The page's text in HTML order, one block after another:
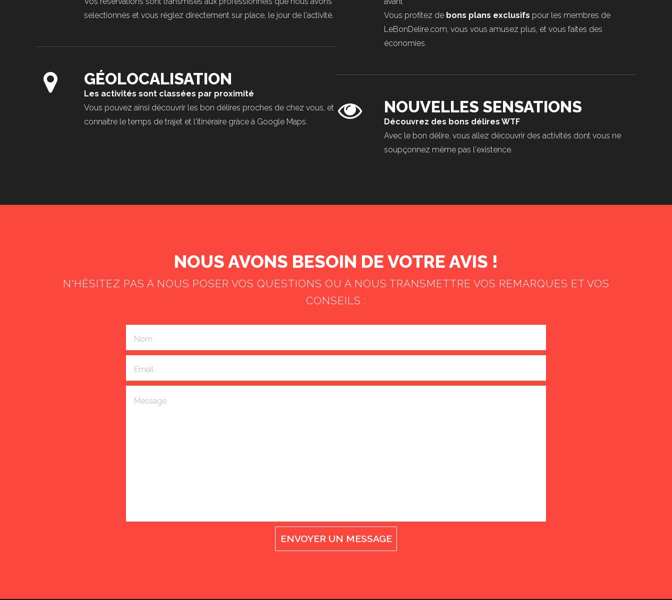
selectionnés et vous réglez directement sur place, le jour de l'activité.
GÉOLOCALISATION
Les activités sont classées par proximité
Vous pouvez ainsi découvrir les bon délires proches de chez vous, et
connaitre le temps de trajet et l'itinéraire gràce à Google Maps.
Vous profitez de bons plans exclusifs pour les membres de
LeBonDelire.com, vous vous amusez plus, et vous faites des
économies.
NOUVELLES SENSATIONS
Découvrez des bons délires WTF
Avec le bon délire, vous allez découvrir des activités dont vous ne
soupçonnez même pas l'existence.
NOUS AVONS BESOIN DE VOTRE AVIS !
N'HÉSITEZ PAS À NOUS POSER VOS QUESTIONS OU À NOUS TRANSMETTRE VOS REMARQUES ET VOS
CONSEILS :